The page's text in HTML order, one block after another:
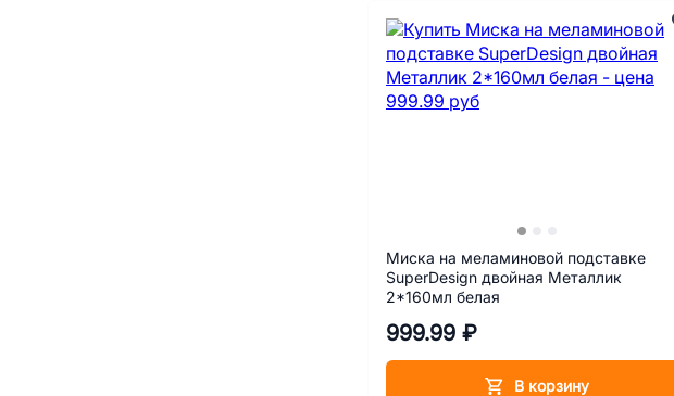
Миска на меламиновой подставке
SuperDesign двойная Металлик
2*160мл белая
999.99 ₽
В корзину